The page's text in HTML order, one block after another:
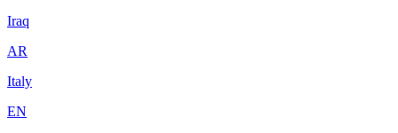
Iraq
AR
Italy
EN